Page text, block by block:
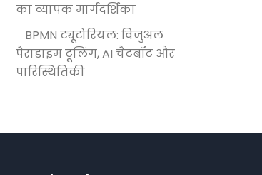
का व्यापक मार्गदर्शिका
BPMN ट्यूटोरियल: विजुअल
पैराडाइम टूलिंग, AI चैटबॉट और
पारिस्थितिकी